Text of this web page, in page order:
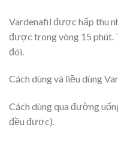
Vardenafil được hấp thu
được trong vòng 15 phút.
đói.
Cách dùng và liều dùng
Cách dùng qua đường
đều được).